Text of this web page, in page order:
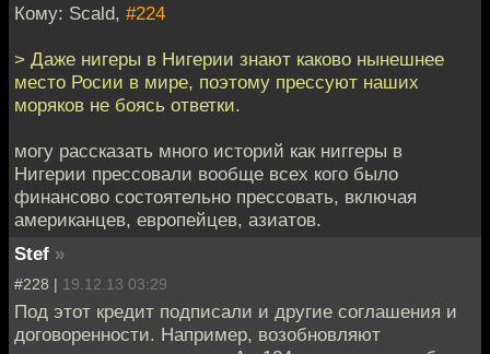
Кому: Scald, #224
> Даже нигеры в Нигерии знают каково нынешнее
место Росии в мире, поэтому прессуют наших
моряков не боясь ответки.
могу рассказать много историй как ниггеры в
Нигерии прессовали вообще всех кого было
финансово состоятельно прессовать, включая
американцев, европейцев, азиатов.
Stef »
#228 | 19.12.13 03:29
Под этот кредит подписали и другие соглашения и
договоренности. Например, возобновляют